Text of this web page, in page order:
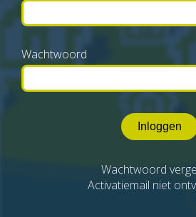
Wachtwoord
Inloggen
Wachtwoord
Activatiemail niet